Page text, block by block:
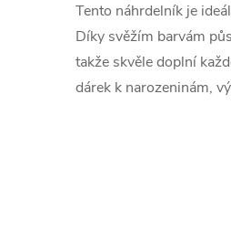
Tento náhrdelník je
Díky svěžím barvám
takže skvěle doplní
dárek k narozeninám,